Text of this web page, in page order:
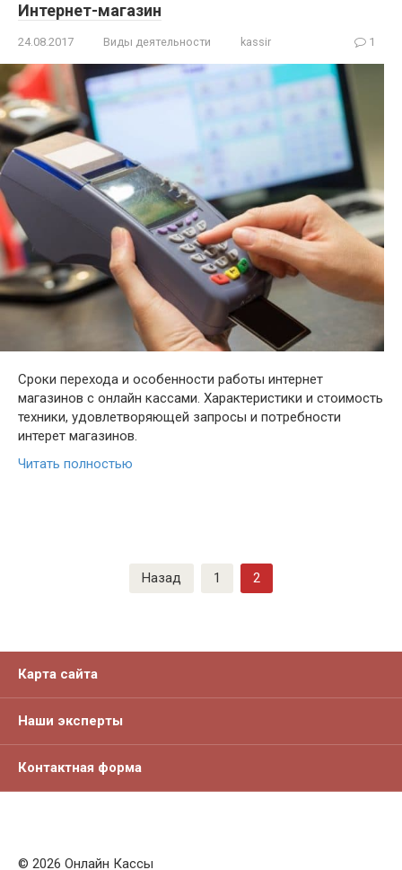
Интернет-магазин
24.08.2017 Виды деятельности kassir 1
Сроки перехода и особенности работы интернет
магазинов с онлайн кассами. Характеристики и стоимость
техники, удовлетворяющей запросы и потребности
интерет магазинов.
Читать полностью
Назад 1 2
Карта сайта
Наши эксперты
Контактная форма
© 2026 Онлайн Кассы